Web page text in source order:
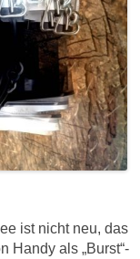
ist nicht neu, das
Handy als „Burst“-